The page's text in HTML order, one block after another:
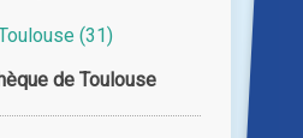
(31)
de Toulouse